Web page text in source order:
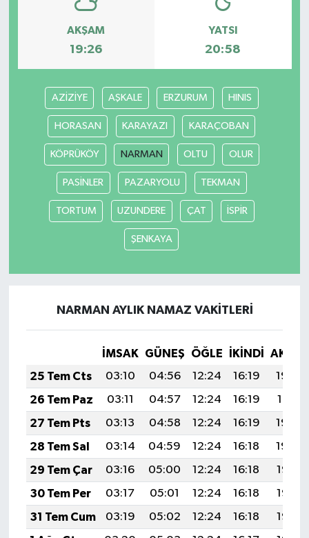
AKŞAM
19:26
YATSI
20:58
AZİZİYE AŞKALE ERZURUM HINIS
HORASAN KARAYAZI KARAÇOBAN
KÖPRÜKÖY NARMAN OLTU OLUR
PASİNLER PAZARYOLU TEKMAN
TORTUM UZUNDERE ÇAT İSPİR
ŞENKAYA
NARMAN AYLIK NAMAZ VAKITLERI
İMSAK GÜNEŞ ÖĞLE İKINDI
25 Tem Cts
03:10 04:56 12:24 16:19
19:42
26 Tem Paz
03:11 04:57 12:24 16:19
19:41
27 Tem Pts
03:13 04:58 12:24 16:19
19:40
28 Tem Sal
03:14 04:59 12:24 16:18
19:39
29 Tem Çar
03:16 05:00 12:24 16:18
19:38
30 Tem Per
03:17 05:01 12:24 16:18
19:37
31 Tem Cum
03:19 05:02 12:24 16:18
19:36